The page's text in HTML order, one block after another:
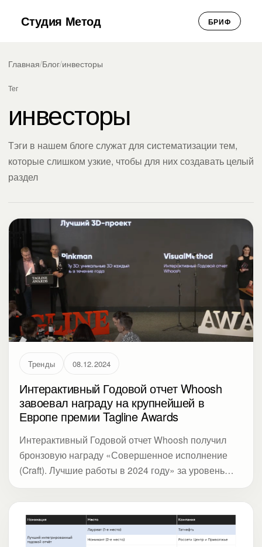
Студия Метод БРИФ
Главная/Блог/инвесторы
Тег
инвесторы
Тэги в нашем блоге служат для систематизации тем,
которые слишком узкие, чтобы для них создавать целый
раздел
Тренды 08.12.2024
Интерактивный Годовой отчет Whoosh
завоевал награду на крупнейшей в
Европе премии Tagline Awards
Интерактивный Годовой отчет Whoosh получил
бронзовую награду «Совершенное исполнение
(Craft). Лучшие работы в 2024 году» за уровень